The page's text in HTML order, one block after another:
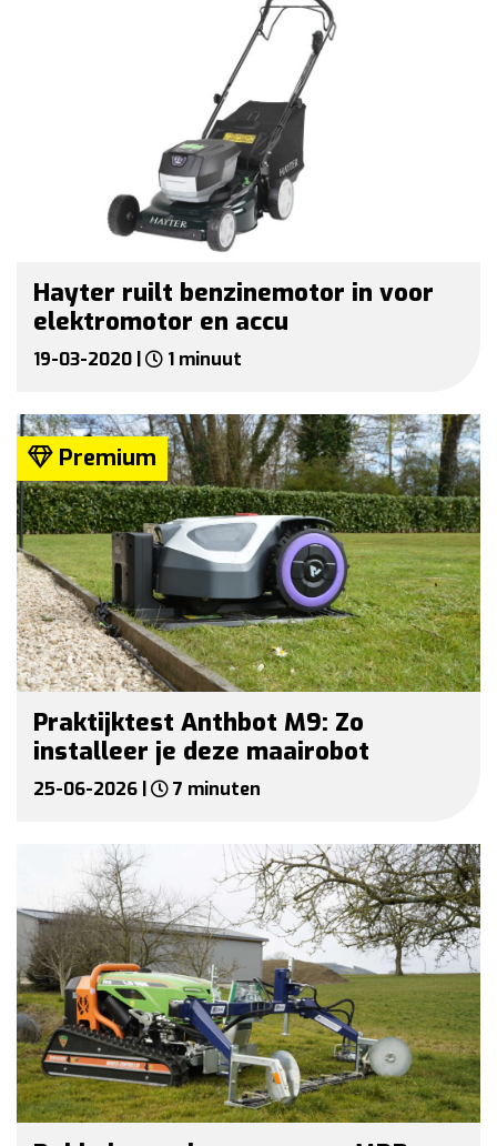
Hayter ruilt benzinemotor in voor
elektromotor en accu
19-03-2020 | 1 minuut
Premium
Praktijktest Anthbot M9: Zo
installeer je deze maairobot
25-06-2026 | 7 minuten